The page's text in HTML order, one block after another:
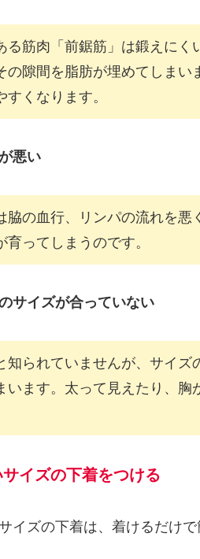
る筋肉「前鋸筋」は鍛えに
の隙間を脂肪が埋めてしま
すくなります。
悪い
脇の血行、リンパの流れを悪
育ってしまうのです。
サイズが合っていない
知られていませんが、サイ
います。太って見えたり、胸
イズの下着をつける
イズの下着は、着けるだけ